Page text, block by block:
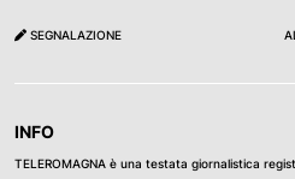
SEGNALAZIONE
INFO
TELEROMAGNA è una testata giornalistica